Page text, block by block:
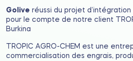
Golive réussi du projet
pour le compte de notre client
Burkina
TROPIC AGRO-CHEM est une
commercialisation des engrais,